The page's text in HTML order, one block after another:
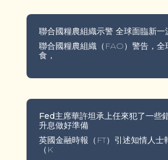
聯合國糧農組織示警 全球面臨新一
聯合國糧農組織（FAO）警告，全
食，
Fed主席華許坦承上任來犯了一些
升息做好準備
英國金融時報（FT）引述知情人士
（K